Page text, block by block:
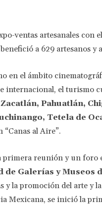
ventas artesanales
a 629 artesanos y
en el ámbito
internacional, el turismo
Pahuatlán,
Tetela de
al Aire”.
primera reunión y un foro
de Galerías y Museos
y la promoción del arte y
Mexicana, se inició la